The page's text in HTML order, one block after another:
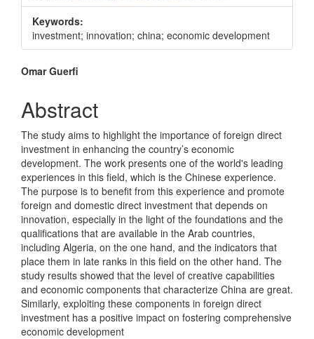
Keywords:
investment; innovation; china; economic development
Main
Article
Content
Omar Guerfi
Abstract
The study aims to highlight the importance of foreign direct
investment in enhancing the country’s economic
development. The work presents one of the world's leading
experiences in this field, which is the Chinese experience.
The purpose is to benefit from this experience and promote
foreign and domestic direct investment that depends on
innovation, especially in the light of the foundations and the
qualifications that are available in the Arab countries,
including Algeria, on the one hand, and the indicators that
place them in late ranks in this field on the other hand. The
study results showed that the level of creative capabilities
and economic components that characterize China are great.
Similarly, exploiting these components in foreign direct
investment has a positive impact on fostering comprehensive
economic development